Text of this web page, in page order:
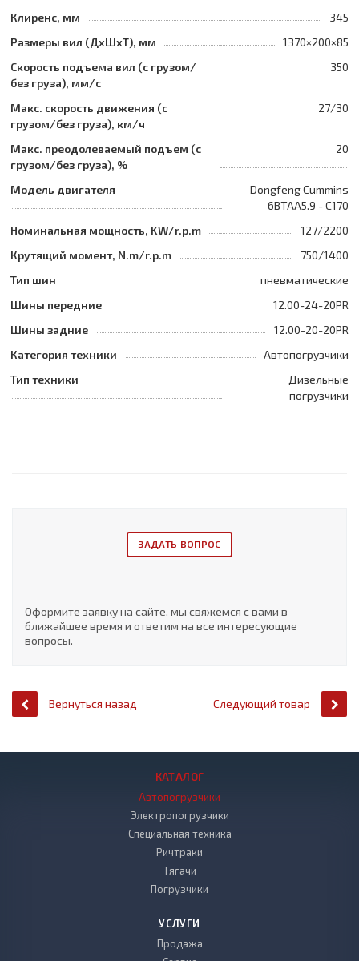
Клиренс, мм
345
Размеры вил (ДхШхТ), мм
1370×200×85
Скорость подъема вил (с грузом/
без груза), мм/с
350
Макс. скорость движения (с
грузом/без груза), км/ч
27/30
Макс. преодолеваемый подъем (с
грузом/без груза), %
20
Модель двигателя
Dongfeng Cummins
6BTAA5.9 - C170
Номинальная мощность, KW/r.p.m
127/2200
Крутящий момент, N.m/r.p.m
750/1400
Тип шин
пневматические
Шины передние
12.00-24-20PR
Шины задние
12.00-20-20PR
Категория техники
Автопогрузчики
Тип техники
Дизельные
погрузчики
ЗАДАТЬ ВОПРОС
Оформите заявку на сайте, мы свяжемся с вами в
ближайшее время и ответим на все интересующие
вопросы.
Вернуться назад Следующий товар
КАТАЛОГ
Автопогрузчики
Электропогрузчики
Специальная техника
Ричтраки
Тягачи
Погрузчики
УСЛУГИ
Продажа